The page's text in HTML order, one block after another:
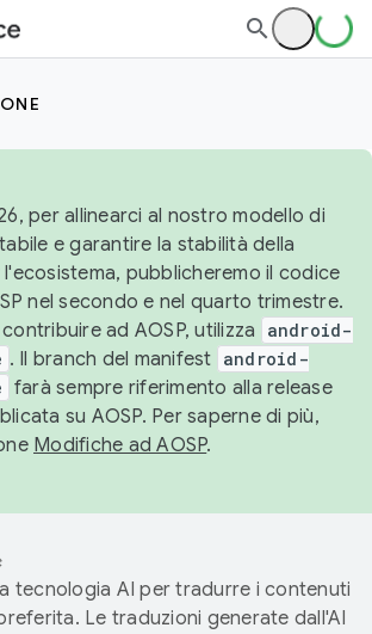
per allinearci al nostro modello di
e garantire la stabilità della
pubblicheremo il codice
nel secondo e nel quarto trimestre.
ad AOSP, utilizza
android-
. Il branch del manifest android-
farà sempre riferimento alla release
su AOSP. Per saperne di più,
Modifiche ad AOSP.
tecnologia AI per tradurre i contenuti
Le traduzioni generate dall'AI